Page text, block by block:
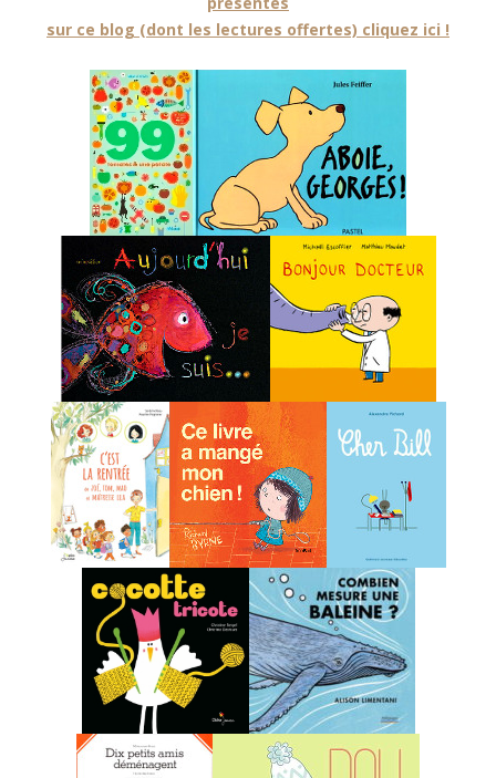
sur ce blog (dont les lectures offertes) cliquez ici !